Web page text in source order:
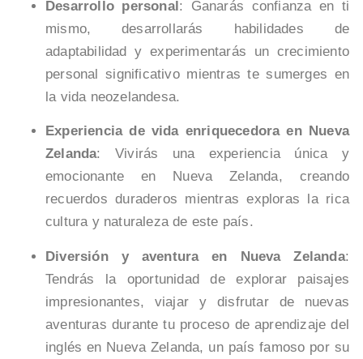
Desarrollo personal: Ganarás confianza en ti
mismo, desarrollarás habilidades de
adaptabilidad y experimentarás un crecimiento
personal significativo mientras te sumerges en
la vida neozelandesa.
Experiencia de vida enriquecedora en Nueva
Zelanda: Vivirás una experiencia única y
emocionante en Nueva Zelanda, creando
recuerdos duraderos mientras exploras la rica
cultura y naturaleza de este país.
Diversión y aventura en Nueva Zelanda:
Tendrás la oportunidad de explorar paisajes
impresionantes, viajar y disfrutar de nuevas
aventuras durante tu proceso de aprendizaje del
inglés en Nueva Zelanda, un país famoso por su